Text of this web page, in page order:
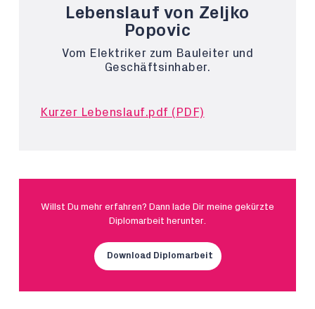
Lebenslauf von Zeljko
Popovic
Vom Elektriker zum Bauleiter und
Geschäftsinhaber.
Kurzer Lebenslauf.pdf (PDF)
Willst Du mehr erfahren? Dann lade Dir meine gekürzte
Diplomarbeit herunter.
Download Diplomarbeit